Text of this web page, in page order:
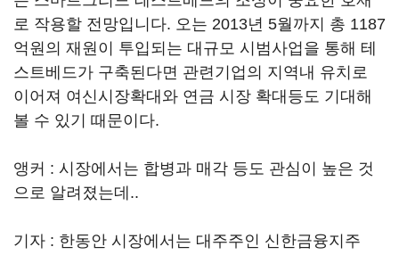
로 작용할 전망입니다. 오는 2013년 5월까지 총 1187
억원의 재원이 투입되는 대규모 시범사업을 통해 테
스트베드가 구축된다면 관련기업의 지역내 유치로
이어져 여신시장확대와 연금 시장 확대등도 기대해
볼 수 있기 때문이다.
앵커 : 시장에서는 합병과 매각 등도 관심이 높은 것
으로 알려졌는데..
기자 : 한동안 시장에서는 대주주인 신한금융지주